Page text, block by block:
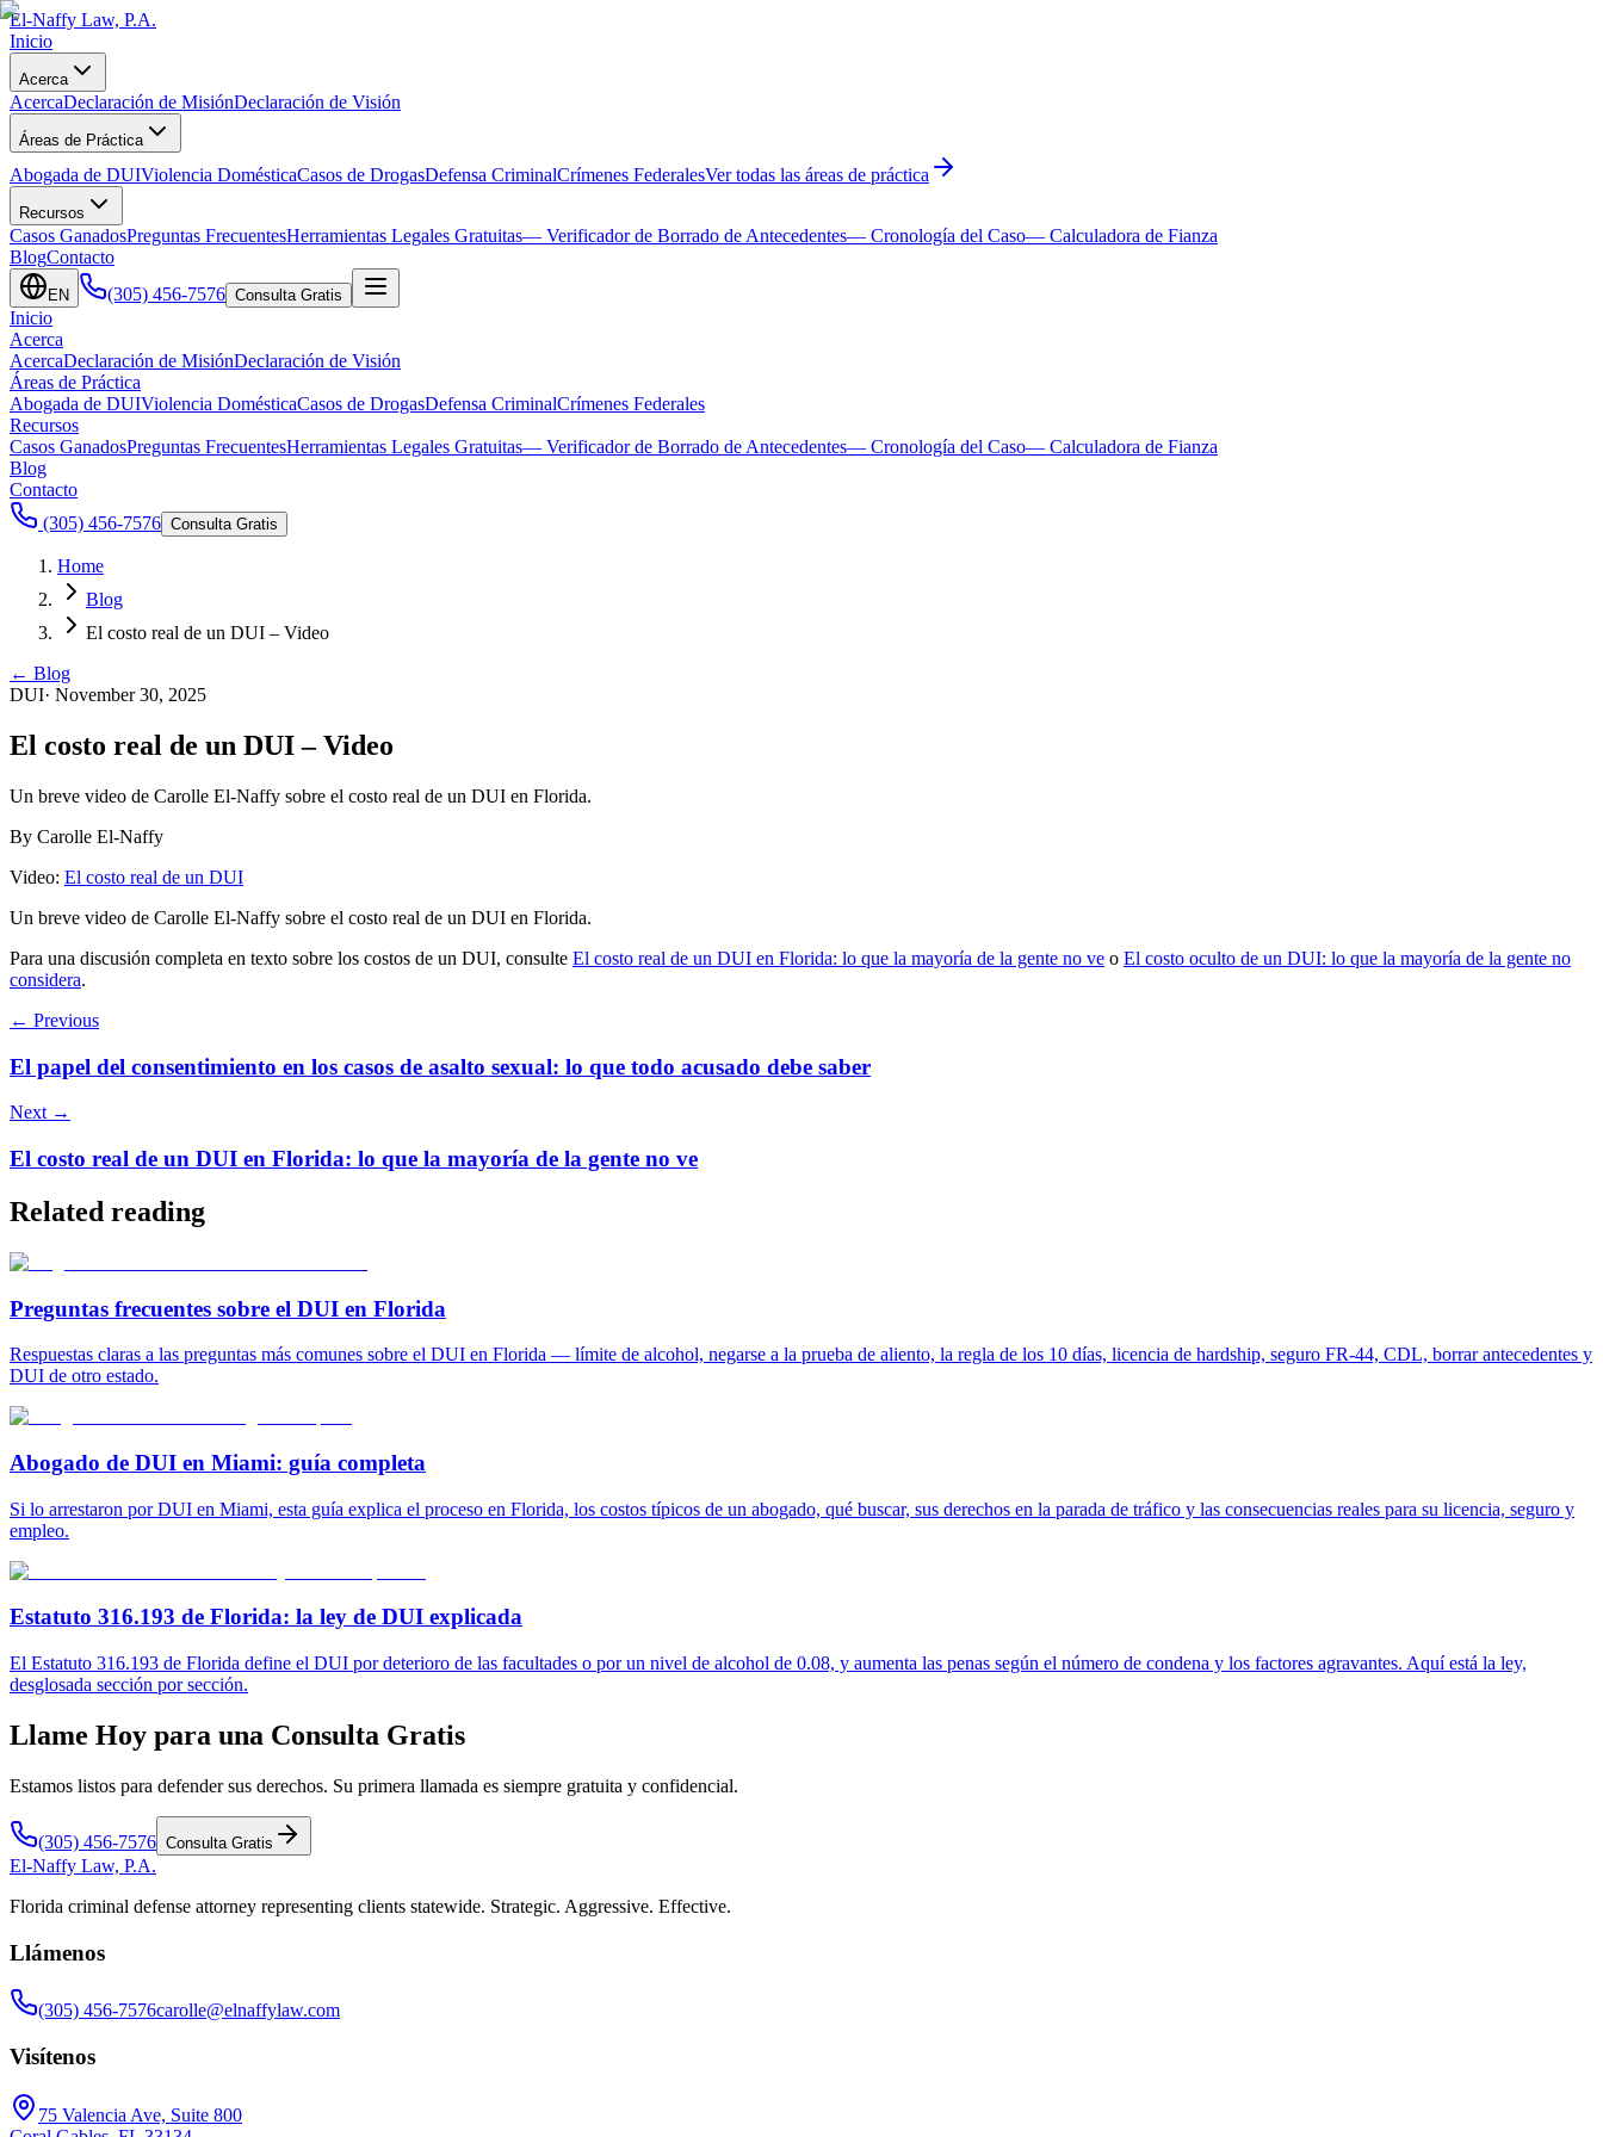
El-Naffy Law, P.A.
Inicio
Acerca
AcercaDeclaración de MisiónDeclaración de Visión
Áreas de Práctica
Abogada de DUIViolencia DomésticaCasos de DrogasDefensa CriminalCrímenes FederalesVer todas las áreas de práctica
Recursos
Casos GanadosPreguntas FrecuentesHerramientas Legales Gratuitas— Verificador de Borrado de Antecedentes— Cronología del Caso— Calculadora de Fianza
BlogContacto
EN (305) 456-7576 Consulta Gratis
Inicio
Acerca
AcercaDeclaración de MisiónDeclaración de Visión
Áreas de Práctica
Abogada de DUIViolencia DomésticaCasos de DrogasDefensa CriminalCrímenes Federales
Recursos
Casos GanadosPreguntas FrecuentesHerramientas Legales Gratuitas— Verificador de Borrado de Antecedentes— Cronología del Caso— Calculadora de Fianza
Blog
Contacto
(305) 456-7576 Consulta Gratis
Home
Blog
El costo real de un DUI – Video
← Blog
DUI· November 30, 2025
El costo real de un DUI – Video
Un breve video de Carolle El-Naffy sobre el costo real de un DUI en Florida.
By Carolle El-Naffy
Video: El costo real de un DUI
Un breve video de Carolle El-Naffy sobre el costo real de un DUI en Florida.
Para una discusión completa en texto sobre los costos de un DUI, consulte El costo real de un DUI en Florida: lo que la mayoría de la gente no ve o El costo oculto de un DUI: lo que la mayoría de la gente no
considera.
← Previous
El papel del consentimiento en los casos de asalto sexual: lo que todo acusado debe saber
Next →
El costo real de un DUI en Florida: lo que la mayoría de la gente no ve
Related reading
Preguntas frecuentes sobre el DUI en Florida
Respuestas claras a las preguntas más comunes sobre el DUI en Florida — límite de alcohol, negarse a la prueba de aliento, la regla de los 10 días, licencia de hardship, seguro FR-44, CDL, borrar antecedentes y
DUI de otro estado.
Abogado de DUI en Miami: guía completa
Si lo arrestaron por DUI en Miami, esta guía explica el proceso en Florida, los costos típicos de un abogado, qué buscar, sus derechos en la parada de tráfico y las consecuencias reales para su licencia, seguro y
empleo.
Estatuto 316.193 de Florida: la ley de DUI explicada
El Estatuto 316.193 de Florida define el DUI por deterioro de las facultades o por un nivel de alcohol de 0.08, y aumenta las penas según el número de condena y los factores agravantes. Aquí está la ley,
desglosada sección por sección.
Llame Hoy para una Consulta Gratis
Estamos listos para defender sus derechos. Su primera llamada es siempre gratuita y confidencial.
(305) 456-7576 Consulta Gratis
El-Naffy Law, P.A.
Florida criminal defense attorney representing clients statewide. Strategic. Aggressive. Effective.
Llámenos
(305) 456-7576carolle@elnaffylaw.com
Visítenos
75 Valencia Ave, Suite 800